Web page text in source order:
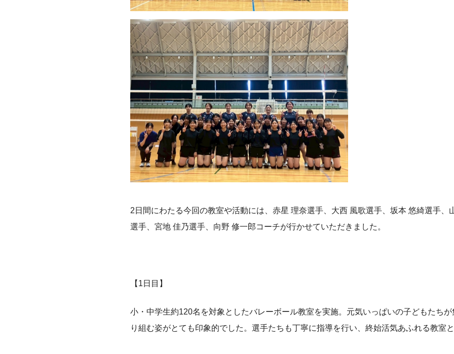
2日間にわたる今回の教室や活動には、赤星 理奈選手、大西 風歌選手、坂本 悠綺選手、
選手、宮地 佳乃選手、向野 修一郎コーチが行かせていただきました。
【1日目】
小・中学生約120名を対象としたバレーボール教室を実施。元気いっぱいの子どもたち
り組む姿がとても印象的でした。選手たちも丁寧に指導を行い、終始活気あふれる教室